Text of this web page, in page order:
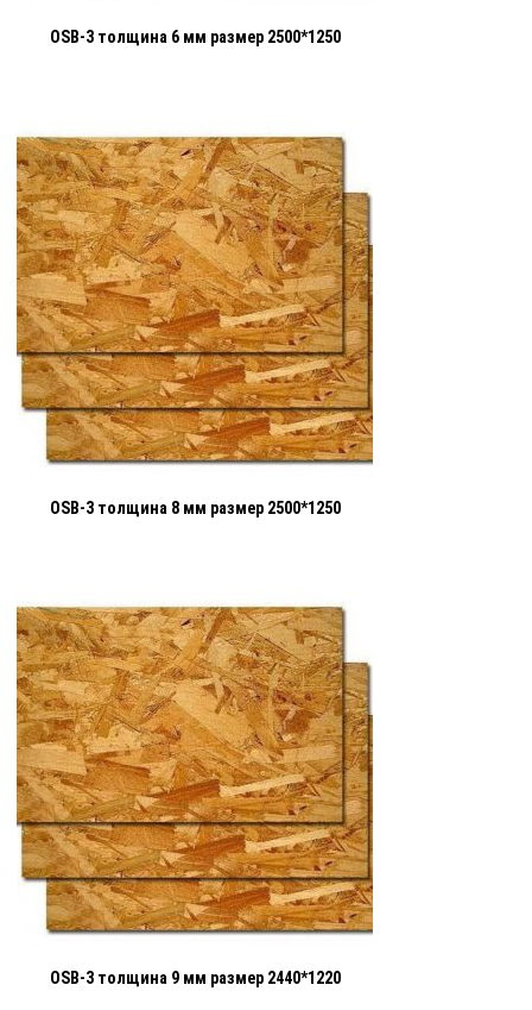
OSB-3 толщина 6 мм размер 2500*1250
OSB-3 толщина 8 мм размер 2500*1250
OSB-3 толщина 9 мм размер 2440*1220